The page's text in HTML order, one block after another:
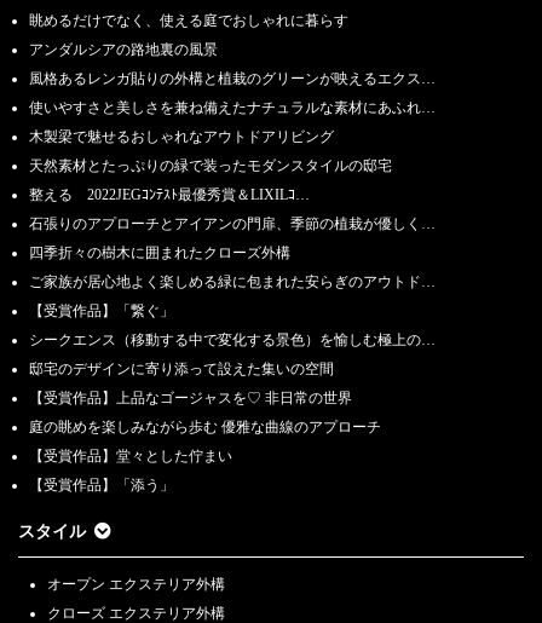
眺めるだけでなく、使える庭でおしゃれに暮らす
アンダルシアの路地裏の風景
風格あるレンガ貼りの外構と植栽のグリーンが映えるエクス…
使いやすさと美しさを兼ね備えたナチュラルな素材にあふれ…
木製梁で魅せるおしゃれなアウトドアリビング
天然素材とたっぷりの緑で装ったモダンスタイルの邸宅
整える 2022JEGｺﾝﾃｽﾄ最優秀賞＆LIXILｺ…
石張りのアプローチとアイアンの門扉、季節の植栽が優しく…
四季折々の樹木に囲まれたクローズ外構
ご家族が居心地よく楽しめる緑に包まれた安らぎのアウトド…
【受賞作品】「繋ぐ」
シークエンス（移動する中で変化する景色）を愉しむ極上の…
邸宅のデザインに寄り添って設えた集いの空間
【受賞作品】上品なゴージャスを♡ 非日常の世界
庭の眺めを楽しみながら歩む 優雅な曲線のアプローチ
【受賞作品】堂々とした佇まい
【受賞作品】「添う」
スタイル
オープン エクステリア外構
クローズ エクステリア外構